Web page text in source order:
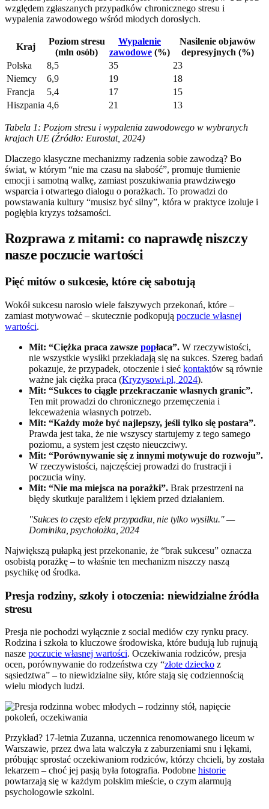
względem zgłaszanych przypadków chronicznego stresu i
wypalenia zawodowego wśród młodych dorosłych.
Kraj
Poziom stresu
(mln osób)
Wypalenie
zawodowe (%)
Nasilenie objawów
depresyjnych (%)
Polska
8,5 35
23
Niemcy
6,9 19
18
Francja
5,4 17
15
Hiszpania 4,6 21 13
Tabela 1: Poziom stresu i wypalenia zawodowego w wybranych
krajach UE (Źródło: Eurostat, 2024)
Dlaczego klasyczne mechanizmy radzenia sobie zawodzą? Bo
świat, w którym “nie ma czasu na słabość”, promuje tłumienie
emocji i samotną walkę, zamiast poszukiwania prawdziwego
wsparcia i otwartego dialogu o porażkach. To prowadzi do
powstawania kultury “musisz być silny”, która w praktyce izoluje i
pogłębia kryzys tożsamości.
Rozprawa z mitami: co naprawdę niszczy
nasze poczucie wartości
Pięć mitów o sukcesie, które cię sabotują
Wokół sukcesu narosło wiele fałszywych przekonań, które –
zamiast motywować – skutecznie podkopują poczucie własnej
wartości.
Mit: “Ciężka praca zawsze popłaca”. W rzeczywistości,
nie wszystkie wysiłki przekładają się na sukces. Szereg badań
pokazuje, że przypadek, otoczenie i sieć kontaktów są równie
ważne jak ciężka praca (Kryzysowi.pl, 2024).
Mit: “Sukces to ciągłe przekraczanie własnych granic”.
Ten mit prowadzi do chronicznego przemęczenia i
lekceważenia własnych potrzeb.
Mit: “Każdy może być najlepszy, jeśli tylko się postara”.
Prawda jest taka, że nie wszyscy startujemy z tego samego
poziomu, a system jest często nieuczciwy.
Mit: “Porównywanie się z innymi motywuje do rozwoju”.
W rzeczywistości, najczęściej prowadzi do frustracji i
poczucia winy.
Mit: “Nie ma miejsca na porażki”. Brak przestrzeni na
błędy skutkuje paraliżem i lękiem przed działaniem.
"Sukces to często efekt przypadku, nie tylko wysiłku." —
Dominika, psycholożka, 2024
Największą pułapką jest przekonanie, że “brak sukcesu” oznacza
osobistą porażkę – to właśnie ten mechanizm niszczy naszą
psychikę od środka.
Presja rodziny, szkoły i otoczenia: niewidzialne źródła
stresu
Presja nie pochodzi wyłącznie z social mediów czy rynku pracy.
Rodzina i szkoła to kluczowe środowiska, które budują lub rujnują
nasze poczucie własnej wartości. Oczekiwania rodziców, presja
ocen, porównywanie do rodzeństwa czy “złote dziecko z
sąsiedztwa” – to niewidzialne siły, które stają się codziennością
wielu młodych ludzi.
Przykład? 17-letnia Zuzanna, uczennica renomowanego liceum w
Warszawie, przez dwa lata walczyła z zaburzeniami snu i lękami,
próbując sprostać oczekiwaniom rodziców, którzy chcieli, by została
lekarzem – choć jej pasją była fotografia. Podobne historie
powtarzają się w każdym polskim mieście, o czym alarmują
psychologowie szkolni.